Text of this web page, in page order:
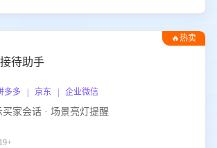
🔥热卖
待助手
多 | 京东 | 企业微信
家会话 · 场景亮灯提醒